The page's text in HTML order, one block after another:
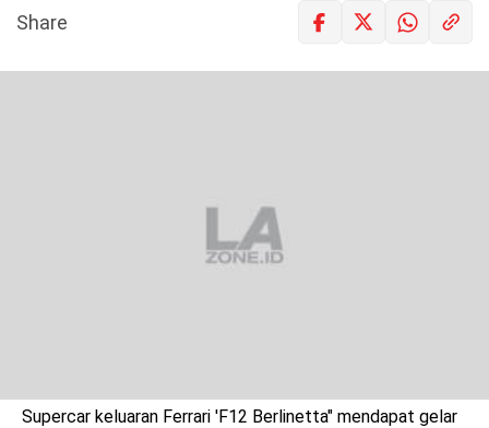
Share
Supercar keluaran Ferrari 'F12 Berlinetta" mendapat gelar